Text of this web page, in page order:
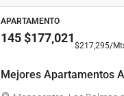
APARTAMENTO
145$177,021
$217,295/
Mejores Apartamentos